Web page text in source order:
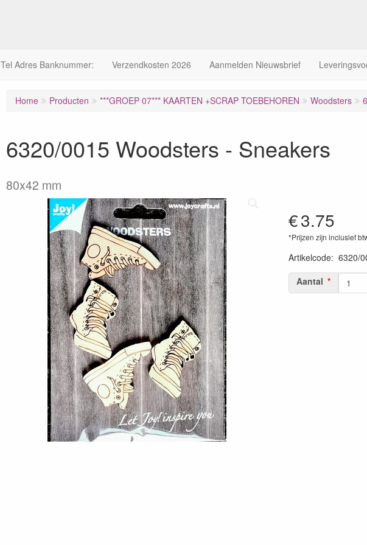
Tel Adres Banknummer: Verzendkosten 2026 Aanmelden Nieuwsbrief
Home Producten ***GROEP 07*** KAARTEN +SCRAP TOEBEHOREN Woodsters
6320/0015 Woodsters - Sneakers
80x42 mm
€3.75
*Prijzen zijn inclusief
Artikelcode: 6320/
Aantal